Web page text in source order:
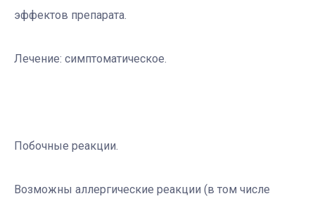
эффектов препарата.
Лечение: симптоматическое.
Побочные реакции.
Возможны аллергические реакции (в том числе